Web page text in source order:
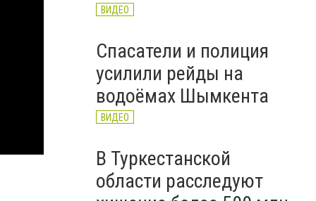
ВИДЕО
Спасатели и полиция
усилили рейды на
водоёмах Шымкента
ВИДЕО
В Туркестанской
области расследуют